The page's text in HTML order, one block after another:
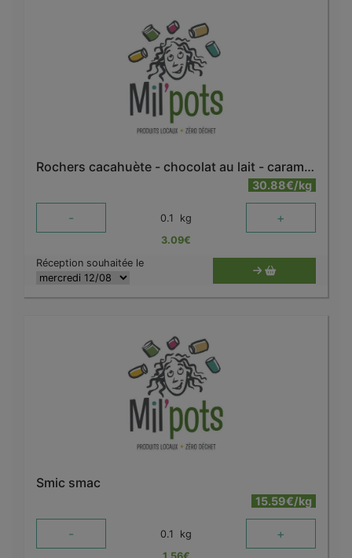
Rochers cacahuète - chocolat au lait - caramel bio
30.88€/kg
- 0.1 kg +
3.09€
Réception souhaitée le
Smic smac
15.59€/kg
- 0.1 kg +